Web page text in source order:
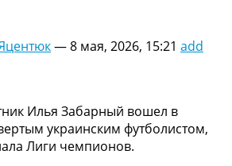
Мира
Премьер-Лига
—8 мая, 2026, 15:21 add
Илья Забарный вошел в
украинским футболистом,
Лиги чемпионов.